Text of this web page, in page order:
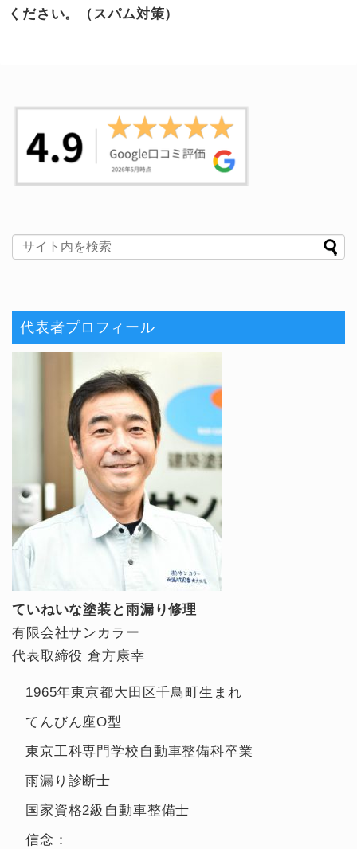
ください。（スパム対策）
代表者プロフィール
ていねいな塗装と雨漏り修理
有限会社サンカラー
代表取締役 倉方康幸
1965年東京都大田区千鳥町生まれ
てんびん座O型
東京工科専門学校自動車整備科卒業
雨漏り診断士
国家資格2級自動車整備士
信念：